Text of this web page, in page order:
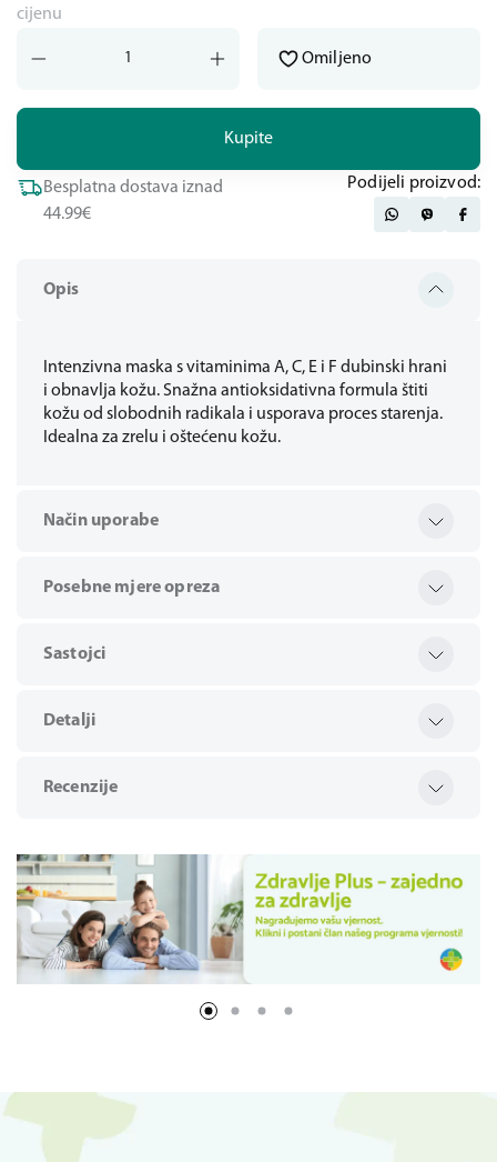
Opis
Intenzivna maska s vitaminima A, C, E i F dubinski hrani
i obnavlja kožu. Snažna antioksidativna formula štiti
kožu od slobodnih radikala i usporava proces starenja.
Idealna za zrelu i oštećenu kožu.
Način uporabe
Posebne mjere opreza
Sastojci
Detalji
Recenzije
cijenu
Kupite
Omiljeno
Besplatna dostava iznad
44.99€
Podijeli proizvod: